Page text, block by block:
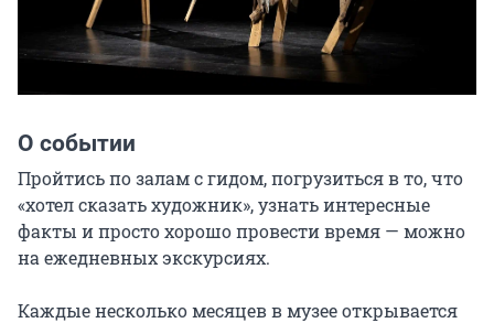
О событии
Пройтись по залам с гидом, погрузиться в то, что
«хотел сказать художник», узнать интересные
факты и просто хорошо провести время — можно
на ежедневных экскурсиях.
Каждые несколько месяцев в музее открывается